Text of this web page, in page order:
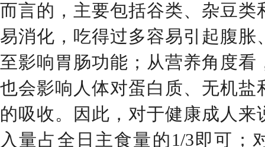
而言的，主要包括谷类、杂豆类
易消化，吃得过多容易引起腹胀
至影响胃肠功能；从营养角度看
也会影响人体对蛋白质、无机盐
的吸收。因此，对于健康成人来
入量占全日主食量的1/3即可；